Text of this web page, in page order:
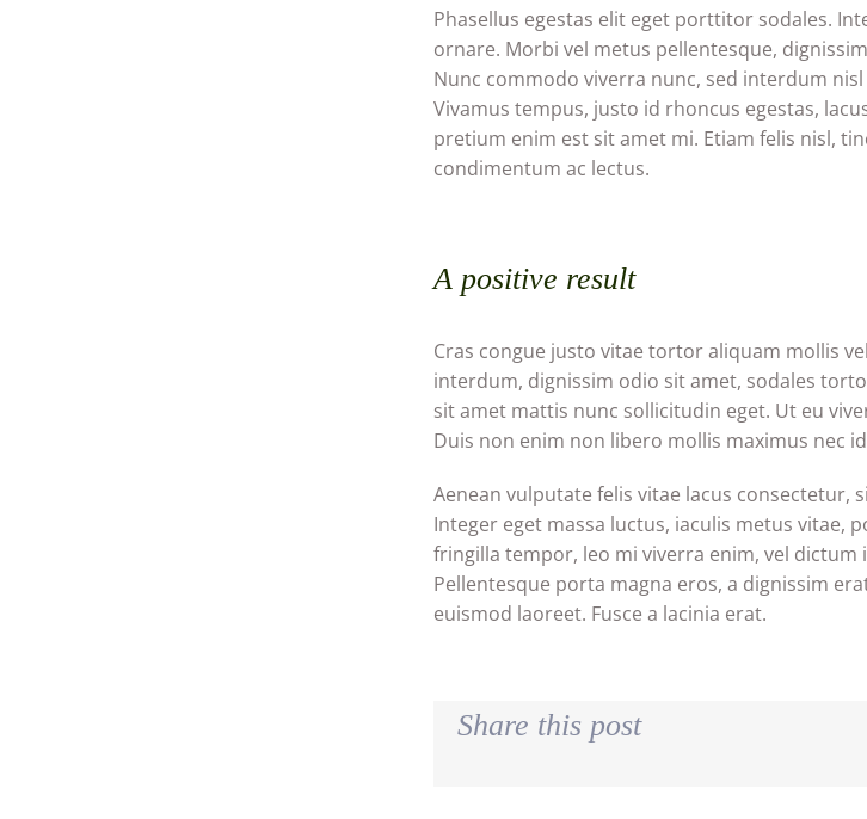
Phasellus egestas elit eget porttitor sodales.
ornare. Morbi vel metus pellentesque,
Nunc commodo viverra nunc, sed interdum
Vivamus tempus, justo id rhoncus egestas,
pretium enim est sit amet mi. Etiam felis nisl,
condimentum ac lectus.
A positive result
Cras congue justo vitae tortor aliquam mollis
interdum, dignissim odio sit amet, sodales
sit amet mattis nunc sollicitudin eget. Ut eu
Duis non enim non libero mollis maximus nec
Aenean vulputate felis vitae lacus consectetur,
Integer eget massa luctus, iaculis metus vitae,
fringilla tempor, leo mi viverra enim, vel dictum
Pellentesque porta magna eros, a dignissim
euismod laoreet. Fusce a lacinia erat.
Share this post